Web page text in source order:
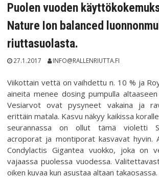
Puolen vuoden
Nature Ion balanced
riuttasuolasta.
27.1.2017 INFO@RALLENRIUTTA.FI
Viikottain vettä on vaihdettu n. 10 % ja
aineita menee dosing pumpulla
Vesiarvot ovat pysyneet vakaina ja
erittäin matala. Kasvu näkyy kaikissa
seurannassa on ollut tämä violetti
acroporat ja montiporat kasvavat hyvin.
Condylactis Gigantea vuokko, joka on
vajaassa puolessa vuodessa.
oiken kuvaa kun asustaa altaan takaosassa.